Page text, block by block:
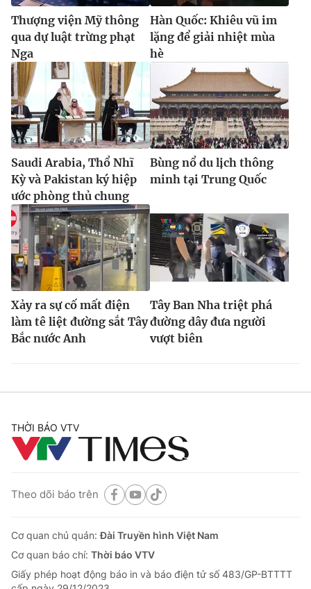
Thượng viện Mỹ thông
qua dự luật trừng phạt
Nga
Hàn Quốc: Khiêu vũ im
lặng để giải nhiệt mùa
hè
Saudi Arabia, Thổ Nhĩ
Kỳ và Pakistan ký hiệp
ước phòng thủ chung
Bùng nổ du lịch thông
minh tại Trung Quốc
Xảy ra sự cố mất điện
làm tê liệt đường sắt Tây
Bắc nước Anh
Tây Ban Nha triệt phá
đường dây đưa người
vượt biên
THỜI BÁO VTV
Theo dõi báo trên
Cơ quan chủ quản:Đài Truyền hình Việt Nam
Cơ quan báo chí: Thời báo VTV
Giấy phép hoạt động báo in và báo điện tử số 483/GP-BTTTT